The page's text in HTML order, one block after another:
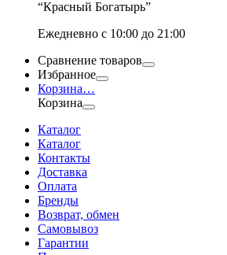
“Красный Богатырь”
Ежедневно с 10:00 до 21:00
Сравнение товаров
Избранное
Корзина…
Корзина
Каталог
Каталог
Контакты
Доставка
Оплата
Бренды
Возврат, обмен
Самовывоз
Гарантии